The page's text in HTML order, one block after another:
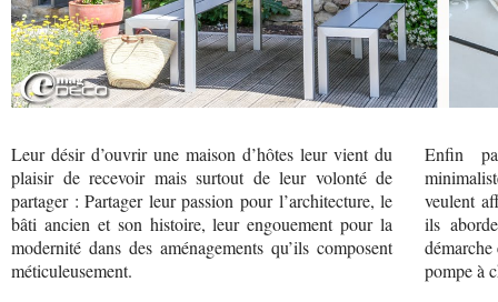
Leur désir d’ouvrir une maison d’hôtes leur vient du
plaisir de recevoir mais surtout de leur volonté de
partager : Partager leur passion pour l’architecture, le
bâti ancien et son histoire, leur engouement pour la
modernité dans des aménagements qu’ils composent
méticuleusement.
Enfin
veulent
ils
pompe à